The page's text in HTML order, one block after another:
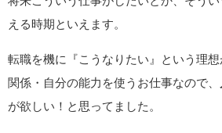
える時期といえます。
転職を機に『こうなりたい』という理
関係・自分の能力を使うお仕事なので、
が欲しい！と思ってました。